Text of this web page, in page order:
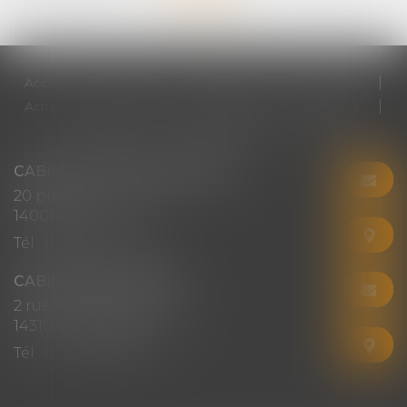
Accueil
Actus
CABINET CHRISTINE CORBEL
20 place saint sauveur
14000 CAEN
Tél :
CABINET SECONDAIRE
2 rue Montebello
14310 VILLERS-BOCAGE
Tél :